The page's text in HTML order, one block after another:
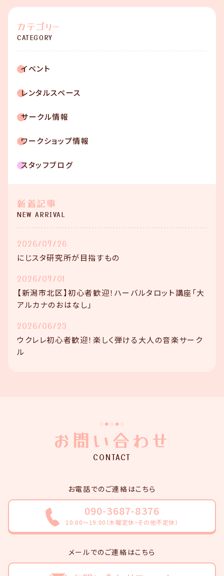
カテゴリー
CATEGORY
イベント
レンタルスペース
サークル情報
ワークショップ情報
スタッフブログ
新着記事
NEW ARRIVAL
2026/07/26
にじスタ研究所が目指すもの
2026/07/01
【新潟市北区】初心者歓迎！ハーバルタロット講座「大
アルカナのおはなし」
2026/06/23
ウクレレ初心者歓迎！楽しく弾ける大人の音楽サーク
ル
お問い合わせ
CONTACT
お電話でのご連絡はこちら
090-3687-8376
10:00～19:00（木曜定休・その他不定休）
メールでのご連絡はこちら